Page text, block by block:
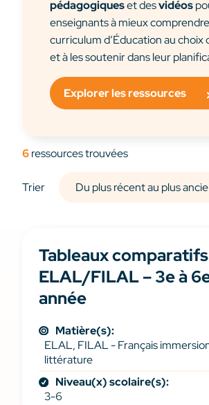
pédagogiqueset desvidéos
enseignants à mieux
curriculum d’Éducation au choix
et à les soutenir dans leur
Explorer les ressources
6ressources trouvées
Trier
Tableaux comparatifs
ELAL/FILAL – 3e à
année
Matière(s):
ELAL, FILAL - Français
littérature
Niveau(x) scolaire(s):
3-6